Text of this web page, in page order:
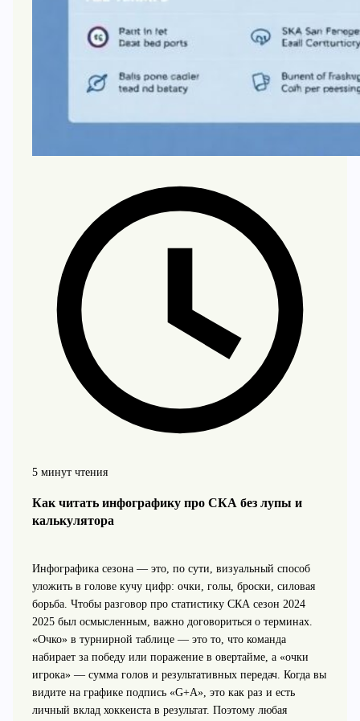
5 минут чтения
Как читать инфографику про СКА без лупы и
калькулятора
Инфографика сезона — это, по сути, визуальный способ
уложить в голове кучу цифр: очки, голы, броски, силовая
борьба. Чтобы разговор про статистику СКА сезон 2024
2025 был осмысленным, важно договориться о терминах.
«Очко» в турнирной таблице — это то, что команда
набирает за победу или поражение в овертайме, а «очки
игрока» — сумма голов и результативных передач. Когда вы
видите на графике подпись «G+A», это как раз и есть
личный вклад хоккеиста в результат. Поэтому любая